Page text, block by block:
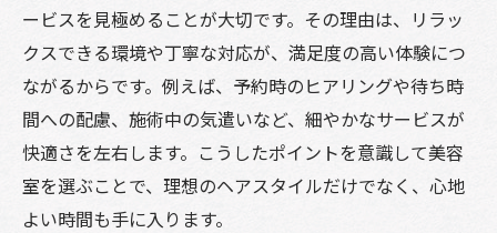
ービスを見極めることが大切です。その理由は、リラッ
クスできる環境や丁寧な対応が、満足度の高い体験につ
ながるからです。例えば、予約時のヒアリングや待ち時
間への配慮、施術中の気遣いなど、細やかなサービスが
快適さを左右します。こうしたポイントを意識して美容
室を選ぶことで、理想のヘアスタイルだけでなく、心地
よい時間も手に入ります。